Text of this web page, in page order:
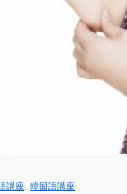
講座 韓国語講座